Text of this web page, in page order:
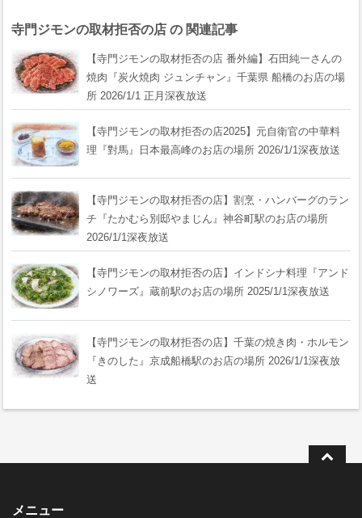
寺門ジモンの取材拒否の店 の 関連記事
【寺門ジモンの取材拒否の店 番外編】石田純一さんの
焼肉『炭火焼肉 ジュンチャン』千葉県 船橋のお店の場
所 2026/1/1 正月深夜放送
【寺門ジモンの取材拒否の店2025】元自衛官の中華料
理『對馬』日本最高峰のお店の場所 2026/1/1深夜放送
【寺門ジモンの取材拒否の店】割烹・ハンバーグのラン
チ『たかむら別邸やまじん』神谷町駅のお店の場所
2026/1/1深夜放送
【寺門ジモンの取材拒否の店】インドシナ料理『アンド
シノワーズ』蔵前駅のお店の場所 2025/1/1深夜放送
【寺門ジモンの取材拒否の店】千葉の焼き肉・ホルモン
『きのした』京成船橋駅のお店の場所 2026/1/1深夜放
送
メニュー